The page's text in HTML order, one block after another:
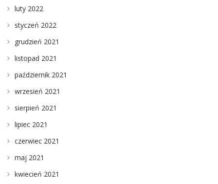
luty 2022
styczeń 2022
grudzień 2021
listopad 2021
październik 2021
wrzesień 2021
sierpień 2021
lipiec 2021
czerwiec 2021
maj 2021
kwiecień 2021